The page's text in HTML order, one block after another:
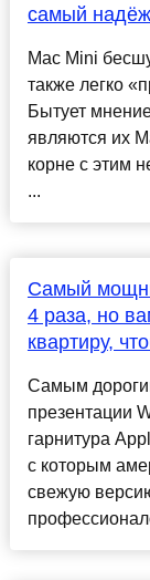
самый
Mac Mini
также легко
Бытует
являются их
корне с этим
...
Самый
4 раза, но
квартиру,
Самым
презентации
гарнитура
с которым
свежую